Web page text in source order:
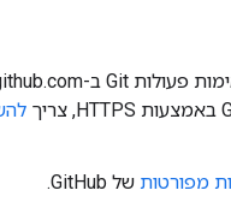
מפורטות של GitHub.